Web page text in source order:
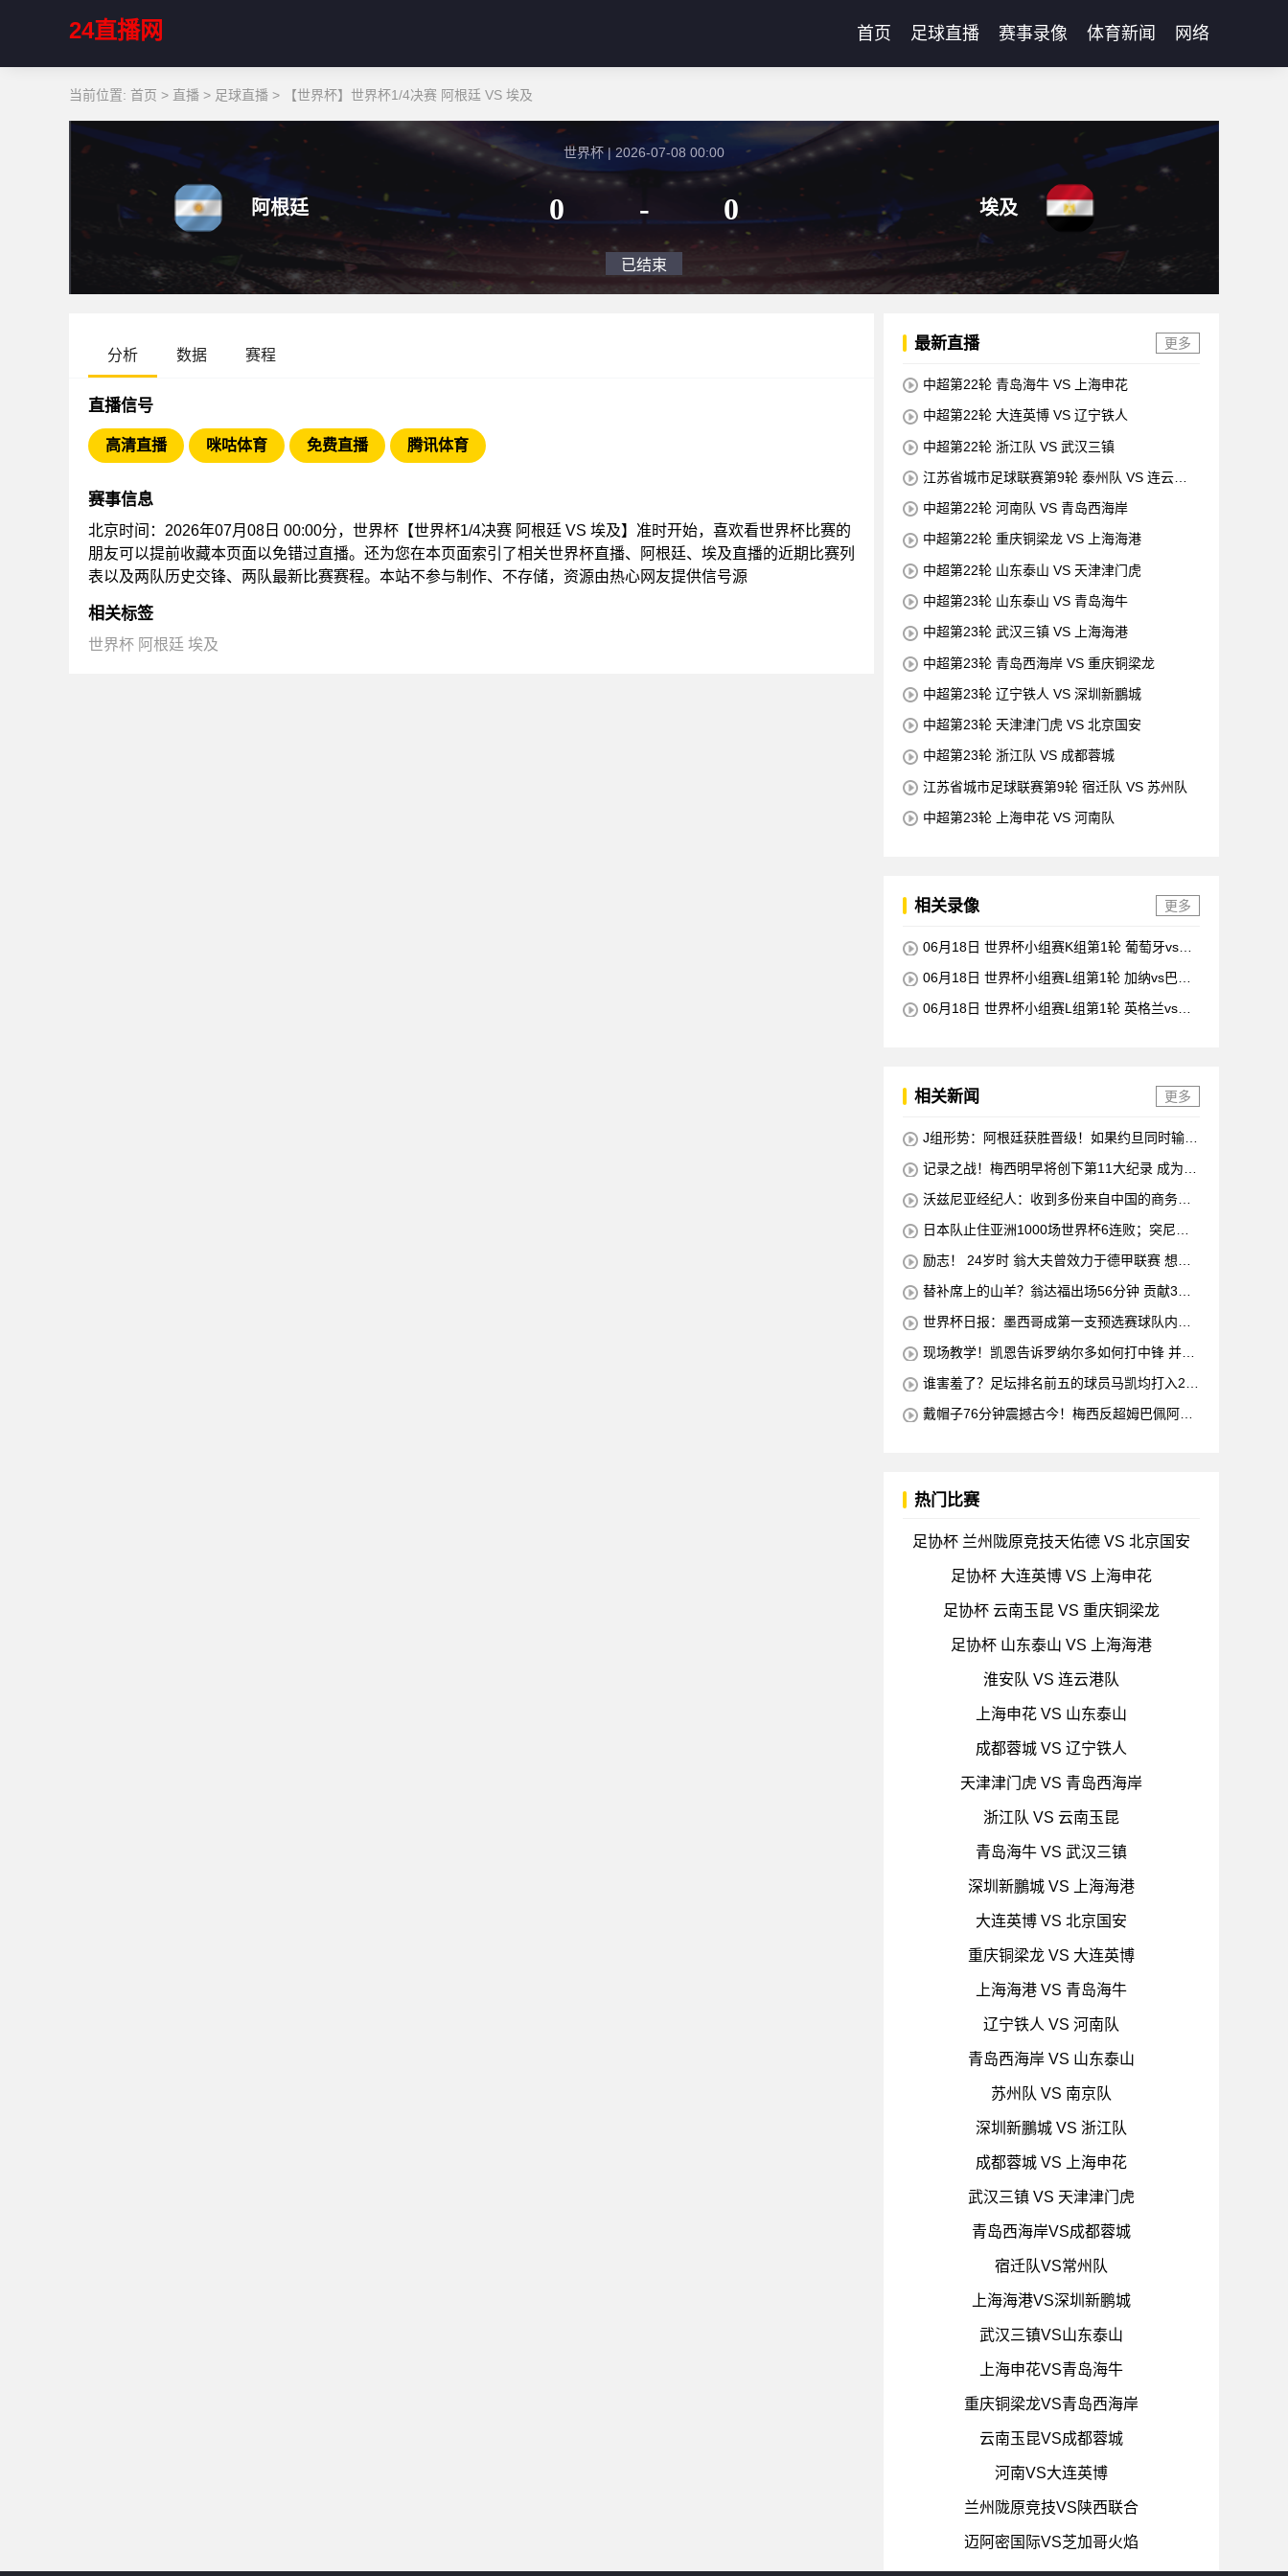
24直播网 首页 足球直播 赛事录像 体育新闻 网络
当前位置: 首页 > 直播 > 足球直播 > 【世界杯】世界杯1/4决赛 阿根廷 VS 埃及
阿根廷
世界杯 | 2026-07-08 00:00
0 - 0
已结束
埃及
分析 数据 赛程
直播信号
高清直播 咪咕体育 免费直播 腾讯体育
赛事信息
北京时间：2026年07月08日 00:00分，世界杯【世界杯1/4决赛 阿根廷 VS 埃及】准时开始，喜欢看世界杯比赛的
朋友可以提前收藏本页面以免错过直播。还为您在本页面索引了相关世界杯直播、阿根廷、埃及直播的近期比赛列
表以及两队历史交锋、两队最新比赛赛程。本站不参与制作、不存储，资源由热心网友提供信号源
相关标签
世界杯 阿根廷 埃及
最新直播 更多
中超第22轮 青岛海牛 VS 上海申花
中超第22轮 大连英博 VS 辽宁铁人
中超第22轮 浙江队 VS 武汉三镇
江苏省城市足球联赛第9轮 泰州队 VS 连云港
中超第22轮 河南队 VS 青岛西海岸
中超第22轮 重庆铜梁龙 VS 上海海港
中超第22轮 山东泰山 VS 天津津门虎
中超第23轮 山东泰山 VS 青岛海牛
中超第23轮 武汉三镇 VS 上海海港
中超第23轮 青岛西海岸 VS 重庆铜梁龙
中超第23轮 辽宁铁人 VS 深圳新鵬城
中超第23轮 天津津门虎 VS 北京国安
中超第23轮 浙江队 VS 成都蓉城
江苏省城市足球联赛第9轮 宿迁队 VS 苏州队
中超第23轮 上海申花 VS 河南队
相关录像 更多
06月18日 世界杯小组赛K组第1轮 葡萄牙vs民
06月18日 世界杯小组赛L组第1轮 加纳vs巴拿
06月18日 世界杯小组赛L组第1轮 英格兰vs克
相关新闻 更多
J组形势：阿根廷获胜晋级！如果约旦同时输球
记录之战！梅西明早将创下第11大纪录 成为历
沃兹尼亚经纪人：收到多份来自中国的商务邀
日本队止住亚洲1000场世界杯6连败；突尼斯
励志！ 24岁时 翁大夫曾效力于德甲联赛 想要
替补席上的山羊？翁达福出场56分钟 贡献3球2
世界杯日报：墨西哥成第一支预选赛球队内马
现场教学！凯恩告诉罗纳尔多如何打中锋 并举
谁害羞了？足坛排名前五的球员马凯均打入2球
戴帽子76分钟震撼古今！梅西反超姆巴佩阿根
热门比赛
足协杯 兰州陇原竞技天佑德 VS 北京国安
足协杯 大连英博 VS 上海申花
足协杯 云南玉昆 VS 重庆铜梁龙
足协杯 山东泰山 VS 上海海港
淮安队 VS 连云港队
上海申花 VS 山东泰山
成都蓉城 VS 辽宁铁人
天津津门虎 VS 青岛西海岸
浙江队 VS 云南玉昆
青岛海牛 VS 武汉三镇
深圳新鵬城 VS 上海海港
大连英博 VS 北京国安
重庆铜梁龙 VS 大连英博
上海海港 VS 青岛海牛
辽宁铁人 VS 河南队
青岛西海岸 VS 山东泰山
苏州队 VS 南京队
深圳新鵬城 VS 浙江队
成都蓉城 VS 上海申花
武汉三镇 VS 天津津门虎
青岛西海岸VS成都蓉城
宿迁队VS常州队
上海海港VS深圳新鹏城
武汉三镇VS山东泰山
上海申花VS青岛海牛
重庆铜梁龙VS青岛西海岸
云南玉昆VS成都蓉城
河南VS大连英博
兰州陇原竞技VS陕西联合
迈阿密国际VS芝加哥火焰